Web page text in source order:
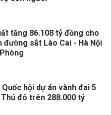
tăng 86.108 tỷ đồng cho
đường sắt Lào Cai - Hà Nội
hội dự án vành đai 5
đô trên 288.000 tỷ